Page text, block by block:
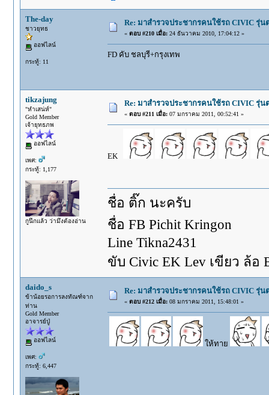
The-day
ชาวยุทธ
ออฟไลน์
กระทู้: 11
Re: มาสำรวจประชากรคนใช้รถ CIVIC รุ่น
« ตอบ #210 เมื่อ:24 ธันวาคม 2010, 17:04:12 »
FD คับ ชลบุรี+กรุงเทพ
tikzajung
"หำเสน่ห์"
Gold Member
เจ้ายุทธภพ
ออฟไลน์
เพศ:
กระทู้: 1,177
กูนึกแล้ว ว่ามึงต้องอ่าน
Re: มาสำรวจประชากรคนใช้รถ CIVIC รุ่น
« ตอบ #211 เมื่อ:07 มกราคม 2011, 00:52:41 »
EK
ชื่อ ติ๊ก นะครับ
ชื่อ FB Pichit Kringon
Line Tikna2431
ขับ Civic EK Lev เขียว ล้อ
daido_s
ข้าน้อยรอการลงทัณฑ์จาก
ท่าน
Gold Member
อาจารย์ปู่
ออฟไลน์
เพศ:
กระทู้: 6,447
Re: มาสำรวจประชากรคนใช้รถ CIVIC รุ่น
« ตอบ #212 เมื่อ:08 มกราคม 2011, 15:48:01 »
ให้ทาย